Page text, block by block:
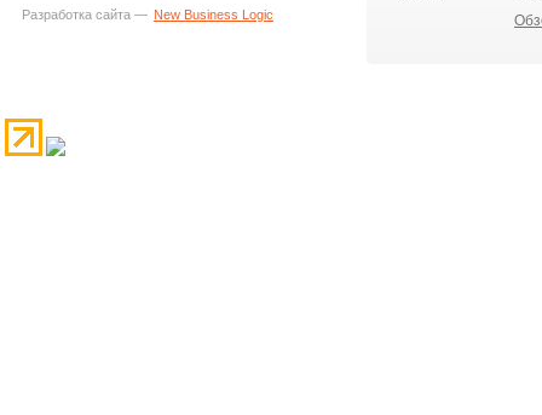
Разработка сайта — New Business Logic